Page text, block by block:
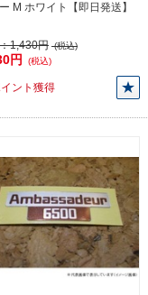
M ホワイト【即日発送】
1,430円 (税込)
円 (税込)
ント獲得